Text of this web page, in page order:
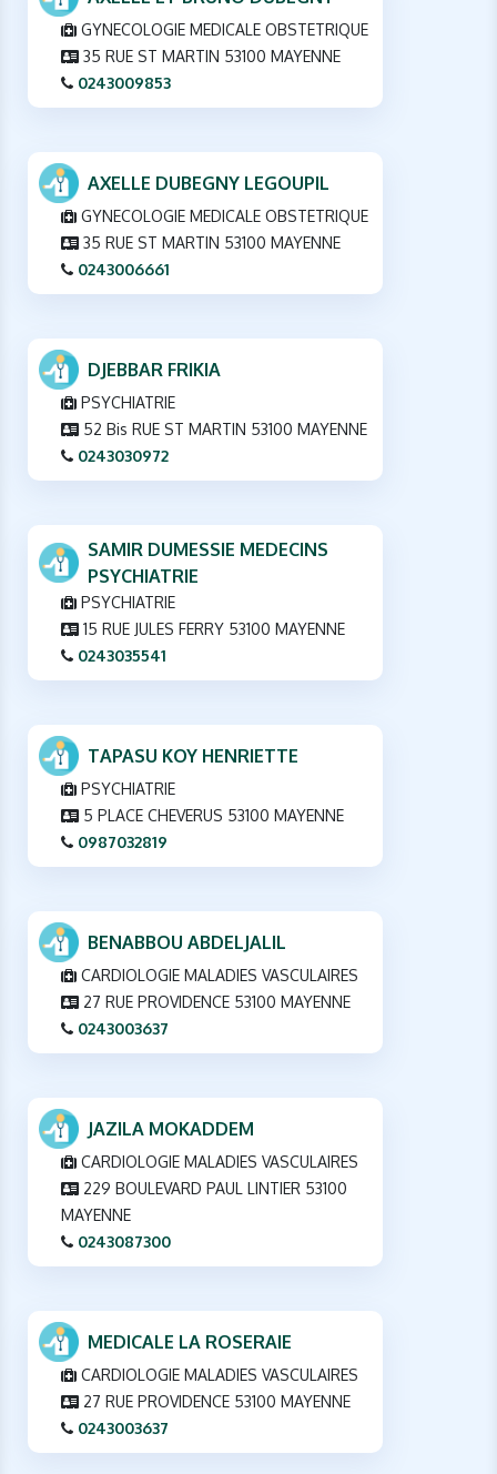
GYNECOLOGIE MEDICALE OBSTETRIQUE
35 RUE ST MARTIN 53100 MAYENNE
0243009853
AXELLE DUBEGNY LEGOUPIL
GYNECOLOGIE MEDICALE OBSTETRIQUE
35 RUE ST MARTIN 53100 MAYENNE
0243006661
DJEBBAR FRIKIA
PSYCHIATRIE
52 Bis RUE ST MARTIN 53100 MAYENNE
0243030972
SAMIR DUMESSIE MEDECINS
PSYCHIATRIE
PSYCHIATRIE
15 RUE JULES FERRY 53100 MAYENNE
0243035541
TAPASU KOY HENRIETTE
PSYCHIATRIE
5 PLACE CHEVERUS 53100 MAYENNE
0987032819
BENABBOU ABDELJALIL
CARDIOLOGIE MALADIES VASCULAIRES
27 RUE PROVIDENCE 53100 MAYENNE
0243003637
JAZILA MOKADDEM
CARDIOLOGIE MALADIES VASCULAIRES
229 BOULEVARD PAUL LINTIER 53100
MAYENNE
0243087300
MEDICALE LA ROSERAIE
CARDIOLOGIE MALADIES VASCULAIRES
27 RUE PROVIDENCE 53100 MAYENNE
0243003637